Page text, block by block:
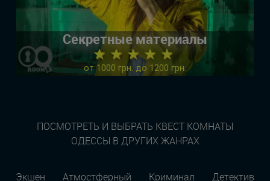
Секретные материалы
★ ★ ★ ★ ★
от 1000 грн. до 1200 грн.
ПОСМОТРЕТЬ И ВЫБРАТЬ КВЕСТ КОМНАТЫ
ОДЕССЫ В ДРУГИХ ЖАНРАХ
Экшен Атмостферный Криминал Детектив